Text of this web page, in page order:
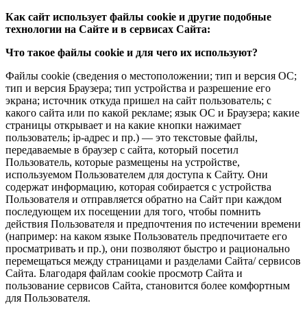
Как сайт использует файлы cookie и другие подобные
технологии на Сайте и в сервисах Сайта:
Что такое файлы cookie и для чего их используют?
Файлы cookie (сведения о местоположении; тип и версия ОС;
тип и версия Браузера; тип устройства и разрешение его
экрана; источник откуда пришел на сайт пользователь; с
какого сайта или по какой рекламе; язык ОС и Браузера; какие
страницы открывает и на какие кнопки нажимает
пользователь; ip-адрес и пр.) — это текстовые файлы,
передаваемые в браузер с сайта, который посетил
Пользователь, которые размещены на устройстве,
используемом Пользователем для доступа к Сайту. Они
содержат информацию, которая собирается с устройства
Пользователя и отправляется обратно на Сайт при каждом
последующем их посещении для того, чтобы помнить
действия Пользователя и предпочтения по истечении времени
(например: на каком языке Пользователь предпочитаете его
просматривать и пр.), они позволяют быстро и рационально
перемещаться между страницами и разделами Сайта/ сервисов
Сайта. Благодаря файлам cookie просмотр Сайта и
пользование сервисов Сайта, становится более комфортным
для Пользователя.